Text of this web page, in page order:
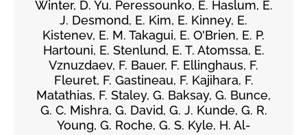
Winter, D. Yu. Peressounko, E. Haslum, E.
J. Desmond, E. Kim, E. Kinney, E.
Kistenev, E. M. Takagui, E. O'Brien, E. P.
Hartouni, E. Stenlund, E. T. Atomssa, E.
Vznuzdaev, F. Bauer, F. Ellinghaus, F.
Fleuret, F. Gastineau, F. Kajihara, F.
Matathias, F. Staley, G. Baksay, G. Bunce,
G. C. Mishra, G. David, G. J. Kunde, G. R.
Young, G. Roche, G. S. Kyle, H. Al-